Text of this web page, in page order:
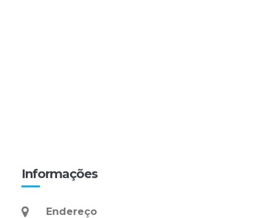
Informações
Endereço